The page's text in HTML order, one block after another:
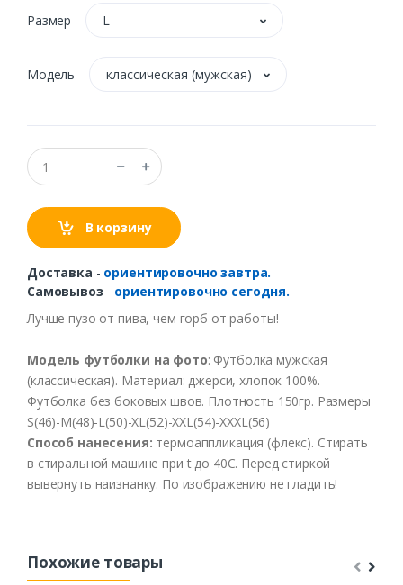
Размер L
Модель классическая (мужская)
В корзину
Доставка - ориентировочно завтра.
Самовывоз - ориентировочно сегодня.
Лучше пузо от пива, чем горб от работы!
Модель футболки на фото: Футболка мужская
(классическая). Материал:джерси,хлопок 100%.
Футболка без боковых швов. Плотность 150гр. Размеры
S(46)-M(48)-L(50)-XL(52)-XXL(54)-XXXL(56)
Способ нанесения: термоаппликация (флекс). Стирать
в стиральной машине при tдо 40С. Перед стиркой
вывернуть наизнанку. По изображению не гладить!
Похожие товары